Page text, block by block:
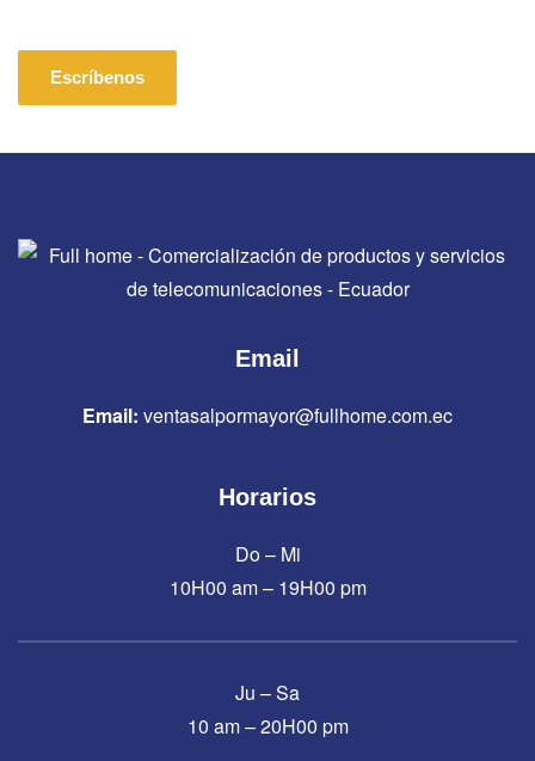
Escríbenos
Email
Email: ventasalpormayor@fullhome.com.ec
Horarios
Do – Mi
10H00 am – 19H00 pm
Ju – Sa
10 am – 20H00 pm